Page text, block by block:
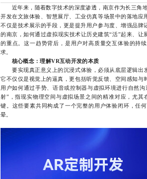
近年来，随着数字技术的深度渗透，南京作为长三角
开发在文旅体验、智慧展厅、工业仿真等场景中的落地应
不仅是技术展示的手段，更是提升用户参与度、增强品牌
的南京，如何通过虚拟现实技术让历史建筑“活”起来、让
的重点。这一趋势背后，是用户对高质量交互体验的持
求。
核心概念：理解VR互动开发的本质
要实现真正意义上的沉浸式体验，必须从底层逻辑出
它不仅仅是视觉上的逼真，更包括听觉反馈、空间感知与
用户如何通过手势、语音或控制器与虚拟环境进行自然
射”，指现实物理空间与虚拟场景之间的精准对应，尤
键。这些要素共同构成了一个完整的用户体验闭环，任
晕。